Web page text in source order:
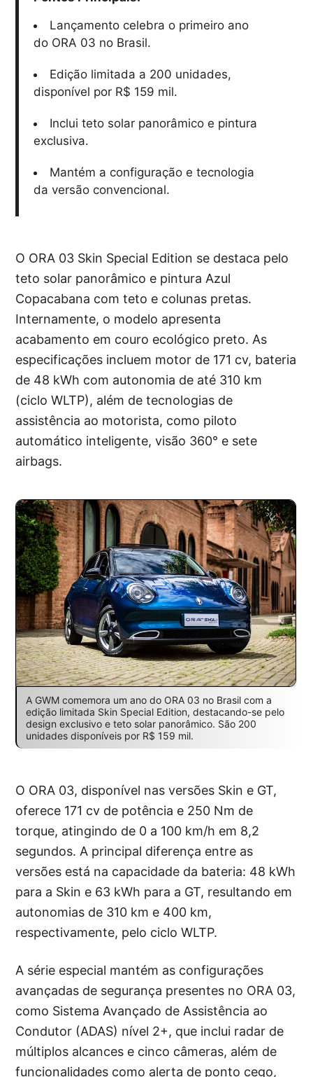
Lançamento celebra o primeiro ano
do ORA 03 no Brasil.
Edição limitada a 200 unidades,
disponível por R$ 159 mil.
Inclui teto solar panorâmico e pintura
exclusiva.
Mantém a configuração e tecnologia
da versão convencional.
O ORA 03 Skin Special Edition se destaca pelo
teto solar panorâmico e pintura Azul
Copacabana com teto e colunas pretas.
Internamente, o modelo apresenta
acabamento em couro ecológico preto. As
especificações incluem motor de 171 cv, bateria
de 48 kWh com autonomia de até 310 km
(ciclo WLTP), além de tecnologias de
assistência ao motorista, como piloto
automático inteligente, visão 360° e sete
airbags.
A GWM comemora um ano do ORA 03 no Brasil com a
edição limitada Skin Special Edition, destacando-se pelo
design exclusivo e teto solar panorâmico. São 200
unidades disponíveis por R$ 159 mil.
O ORA 03, disponível nas versões Skin e GT,
oferece 171 cv de potência e 250 Nm de
torque, atingindo de 0 a 100 km/h em 8,2
segundos. A principal diferença entre as
versões está na capacidade da bateria: 48 kWh
para a Skin e 63 kWh para a GT, resultando em
autonomias de 310 km e 400 km,
respectivamente, pelo ciclo WLTP.
A série especial mantém as configurações
avançadas de segurança presentes no ORA 03,
como Sistema Avançado de Assistência ao
Condutor (ADAS) nível 2+, que inclui radar de
múltiplos alcances e cinco câmeras, além de
funcionalidades como alerta de ponto cego,